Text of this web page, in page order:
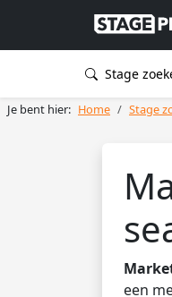
Stage
Je bent hier: Home Stage
een